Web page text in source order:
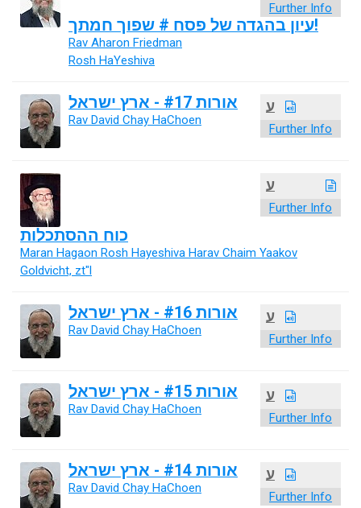
Further Info
עיון בהגדה של פסח # שפוך חמתך!
Rav Aharon Friedman
Rosh HaYeshiva
ע
Further Info
אורות #17 - ארץ ישראל
Rav David Chay HaChoen
ע
Further Info
כוח ההסתכלות
Maran Hagaon Rosh Hayeshiva Harav Chaim Yaakov
Goldvicht, zt"l
ע
Further Info
אורות #16 - ארץ ישראל
Rav David Chay HaChoen
ע
Further Info
אורות #15 - ארץ ישראל
Rav David Chay HaChoen
ע
Further Info
אורות #14 - ארץ ישראל
Rav David Chay HaChoen